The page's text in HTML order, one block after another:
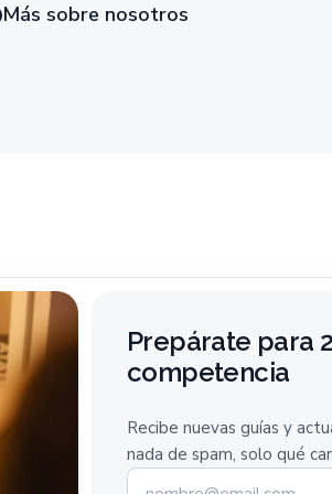
Más sobre nosotros
Prepárate para
competencia
Recibe nuevas guías y
nada de spam, solo qué